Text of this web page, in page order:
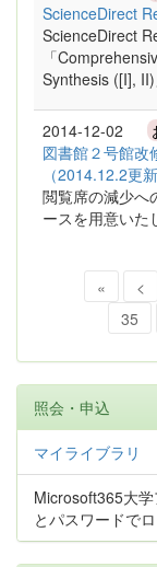
ScienceDirect
ScienceDirect
「
Synthesis ([I], II)
2014-12-02
図書館２号館改
（2014.12.2更新
閲覧席の減少へ
ースを用意いた
« <
35
照会・申
マイライブラリ
Microsoft365大
とパスワードで